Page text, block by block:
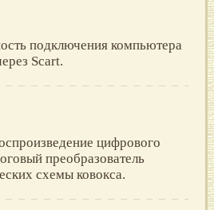
подключения компьютера
Scart.
цифрового
преобразователь
схемы ковокса.